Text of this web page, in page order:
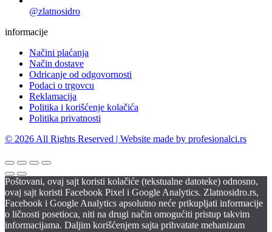
@zlatnosidro
informacije
Načini plaćanja
Način dostave
Odricanje od odgovornosti
Podaci o trgovcu
Reklamacija
Politika i korišćenje kolačića
Politika privatnosti
© 2026 All Rights Reserved | Website made by profesionalci.rs
Poštovani, ovaj sajt koristi kolačiće (tekstualne datoteke) odnosno,
ovaj sajt koristi Facebook Pixel i Google Analytics. Zlatnosidro.rs,
Facebook i Google Analytics apsolutno neće prikupljati informacije
o ličnosti posetioca, niti na drugi način omogućiti pristup takvim
informacijama. Daljim korišćenjem sajta prihvatate mehanizam